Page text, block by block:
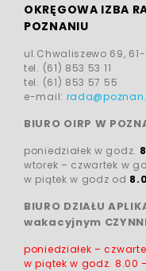
OKRĘGOWA IZBA
POZNANIU
ul.Chwaliszewo 69,
tel. (61) 853 53 11
tel. (61) 853 57 55
e-mail:
BIURO OIRP W
poniedziałek w godz.
wtorek – czwartek w
w piątek w godz od
BIURO DZIAŁU
wakacyjnym
poniedziałek –
w piątek w godz. 8.00